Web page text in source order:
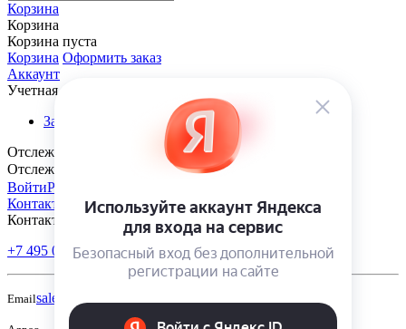
Корзина
Корзина
Корзина пуста
Корзина Оформить заказ
Аккаунт
Учетная запись
Заказы
Отслеживание заказа
Отслеживание заказа
ВойтиРегистрация
Контакты
Контакты
+7 495 005-70-10 +7 343 302-70-20 Пн-Пт: 9:00-18:00
Emailsales@polivmarket.com